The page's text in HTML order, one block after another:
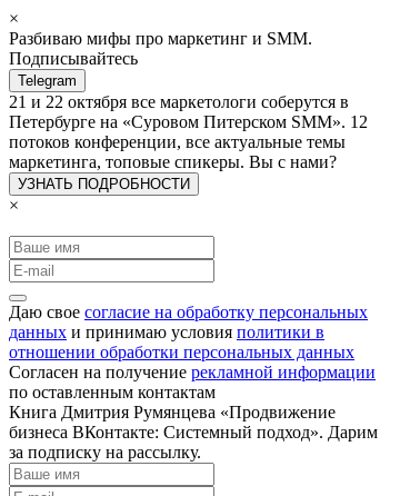
×
Разбиваю мифы про маркетинг и SMM.
Подписывайтесь
Telegram
21 и 22 октября все маркетологи соберутся в
Петербурге на «Суровом Питерском SMM». 12
потоков конференции, все актуальные темы
маркетинга, топовые спикеры. Вы с нами?
УЗНАТЬ ПОДРОБНОСТИ
×
Даю свое согласие на обработку персональных
данных и принимаю условия политики в
отношении обработки персональных данных
Согласен на получение рекламной информации
по оставленным контактам
Книга Дмитрия Румянцева «Продвижение
бизнеса ВКонтакте: Системный подход». Дарим
за подписку на рассылку.